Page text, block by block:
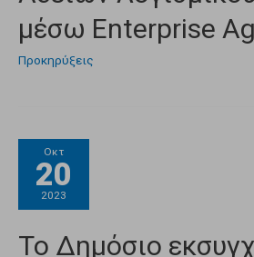
μέσω Enterprise
Προκηρύξεις
Οκτ
20
2023
Το Δημόσιο